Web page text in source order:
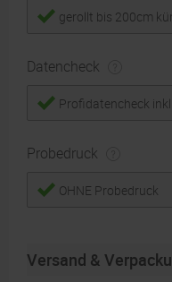
gerollt bis 200cm
Datencheck
Profidatencheck inkl.
Probedruck
OHNE Probedruck
Versand &